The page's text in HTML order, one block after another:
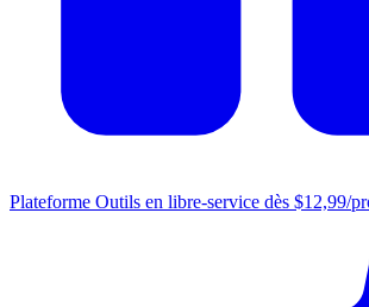
Plateforme Outils en libre-service dès $12,99/